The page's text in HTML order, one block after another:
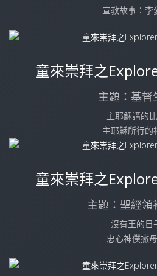
宣教故事：李
童來崇拜之
主題：基督
主耶穌講的
主耶穌所行的
童來崇拜之
主題：聖經領
沒有王的日
忠心神僕撒